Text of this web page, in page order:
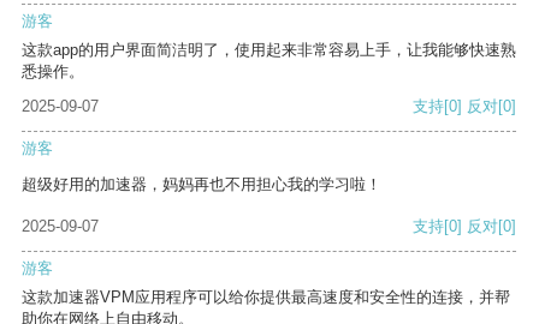
游客
这款app的用户界面简洁明了，使用起来非常容易上手，让我能够快速熟
悉操作。
2025-09-07
支持[0] 反对[0]
游客
超级好用的加速器，妈妈再也不用担心我的学习啦！
2025-09-07 支持[0] 反对[0]
游客
这款加速器VPM应用程序可以给你提供最高速度和安全性的连接，并帮
助你在网络上自由移动。